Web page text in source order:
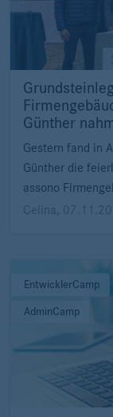
Günther
Gestern fand in
Günther die
assono
Celina
EntwicklerCamp
AdminCamp